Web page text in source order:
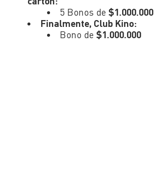
5 Bonos de$1.000.000
Finalmente, Club Kino:
Bono de$1.000.000